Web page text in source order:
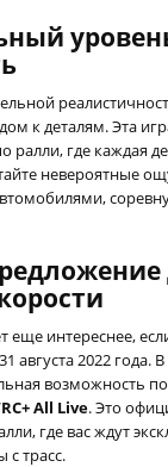
к деталям. Эта
ралли, где каждая
невероятные
еще интереснее,
августа 2022 года.
возможность
All Live. Это
где вас ждут
трасс.